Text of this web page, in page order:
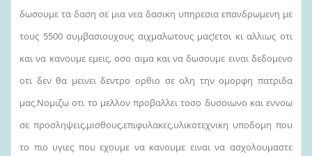
δωσουμε τα δαση σε μια νεα δασικη υπηρεσια επανδρωμενη με
τους 5500 συμβασιουχους αιχμαλωτους μας!ετσι κι αλλιως οτι
και να κανουμε εμεις, οσο αιμα και να δωσουμε ειναι δεδομενο
οτι δεν θα μεινει δεντρο ορθιο σε ολη την ομορφη πατριδα
μας.Νομιζω οτι το μελλον προβαλλει τοσο δυσοιωνο και εννοω
σε προσληψεις,μισθους,επιφυλακες,υλικοτεχνικη υποδομη που
το πιο υγιες που εχουμε να κανουμε ειναι να ασχολουμαστε